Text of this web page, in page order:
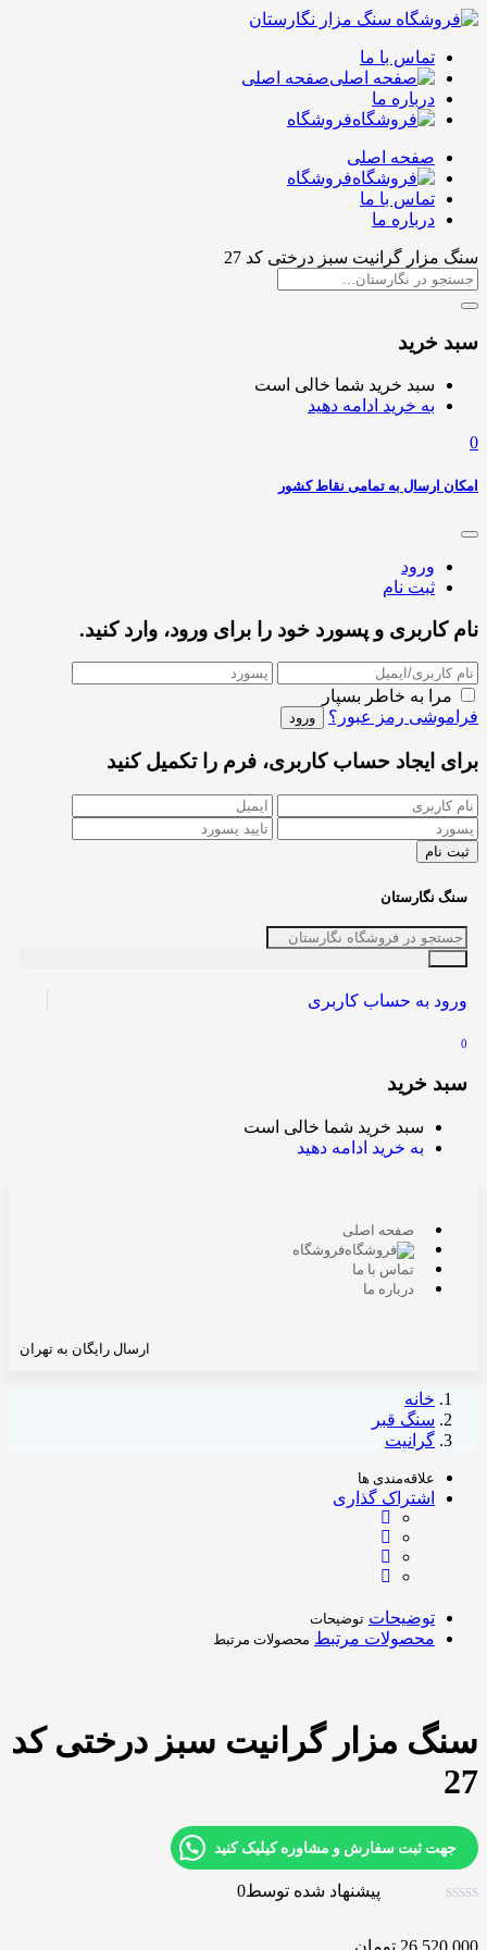
تماس با ما
صفحه اصلی
درباره ما
فروشگاه
صفحه اصلی
فروشگاه
تماس با ما
درباره ما
سنگ مزار گرانیت سبز درختی کد 27
سبد خرید
سبد خرید شما خالی است
به خرید ادامه دهید
0
امکان ارسال به تمامی نقاط کشور
ورود
ثبت نام
نام کاربری و پسورد خود را برای ورود، وارد کنید.
مرا به خاطر بسپار
فراموشی رمز عبور؟
برای ایجاد حساب کاربری، فرم را تکمیل کنید
سنگ نگارستان
ورود به حساب کاربری
0
سبد خرید
سبد خرید شما خالی است
به خرید ادامه دهید
صفحه اصلی
فروشگاه
تماس با ما
درباره ما
ارسال رایگان به تهران
خانه
سنگ قبر
گرانیت
علاقه‌مندی ها
اشتراک گذاری
توضیحات توضیحات
محصولات مرتبط محصولات مرتبط
سنگ مزار گرانیت سبز درختی کد
27
جهت ثبت سفارش و مشاوره کیلیک کنید
پیشنهاد شده توسط0